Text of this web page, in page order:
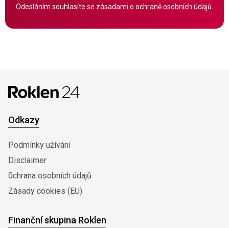
Odesláním souhlasíte se zásadami o ochraně osobních údajů.
Odkazy
Podmínky užívání
Disclaimer
0chrana osobních údajů
Zásady cookies (EU)
Finanční skupina Roklen